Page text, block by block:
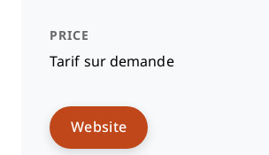
Tarif sur demande
Website